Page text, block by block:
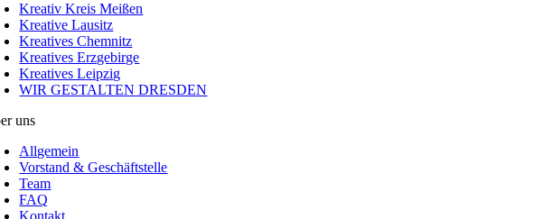
Kreativ Kreis Meißen
Kreative Lausitz
Kreatives Chemnitz
Kreatives Erzgebirge
Kreatives Leipzig
WIR GESTALTEN DRESDEN
uns
Allgemein
Vorstand & Geschäftstelle
Team
FAQ